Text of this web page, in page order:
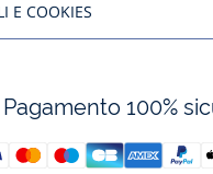
E COOKIES
Pagamento 100%